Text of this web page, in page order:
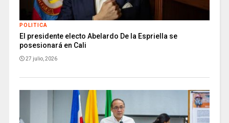
POLITICA
El presidente electo Abelardo De la Espriella se
posesionará en Cali
27 julio, 2026